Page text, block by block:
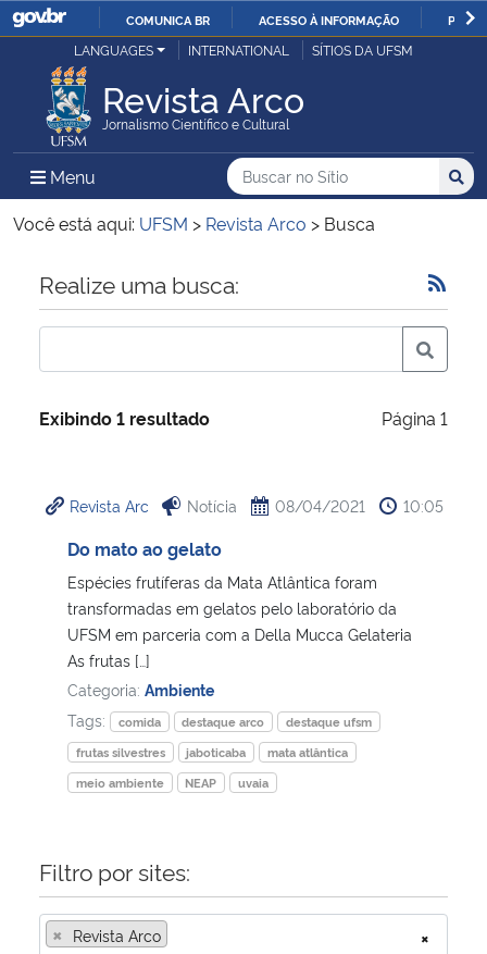
IR
O
COMUNICA BR ACESSO À INFORMAÇÃO
Ministério da Justiça e Segurança Pública
Ministério da Defesa
Ministério das Relações Exteriores
Ministério da Economia
Ministério da Infraestrutura
Ministério da Cidadania
Ministério de Minas e Energia
Ministério do Meio Ambiente
Ministério do Turismo
LANGUAGES INTERNATIONAL SÍTIOS DA UFSM
Revista Arco
Jornalismo Científico e Cultural
Menu Menu Principal do Sítio
Busca
Buscar no no Sítio
Busca:
Você está aqui: UFSM > Revista Arco > Busca
Início do conteúdo
Realize uma busca:
Exibindo 1 resultado Página 1
Revista Arc Notícia 08/04/2021 10:05
Do mato ao gelato
Espécies frutíferas da Mata Atlântica foram
transformadas em gelatos pelo laboratório da
UFSM em parceria com a Della Mucca Gelateria
As frutas […]
Categoria: Ambiente
Tags:
comida destaque arco
destaque ufsm
frutas silvestres
jaboticaba
mata atlântica
meio ambiente
NEAP uvaia
Filtro por sites:
×
× Revista Arco